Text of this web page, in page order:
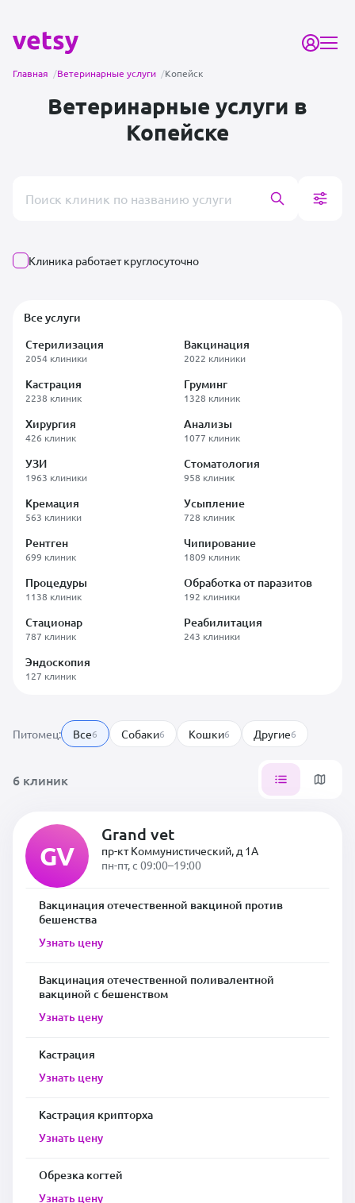
Главная /Ветеринарные услуги /Копейск
Ветеринарные услуги в
Копейске
Клиника работает круглосуточно
Все услуги
Стерилизация
2054 клиники
Вакцинация
2022 клиники
Кастрация
2238 клиник
Груминг
1328 клиник
Хирургия
426 клиник
Анализы
1077 клиник
УЗИ
1963 клиники
Стоматология
958 клиник
Кремация
563 клиники
Усыпление
728 клиник
Рентген
699 клиник
Чипирование
1809 клиник
Процедуры
1138 клиник
Обработка от паразитов
192 клиники
Стационар
787 клиник
Реабилитация
243 клиники
Эндоскопия
127 клиник
Питомец: Все6 Собаки6 Кошки6 Другие6
6 клиник
GV
Grand vet
пр-кт Коммунистический, д 1А
пн-пт, с 09:00–19:00
Вакцинация отечественной вакциной против
бешенства
Узнать цену
Вакцинация отечественной поливалентной
вакциной с бешенством
Узнать цену
Кастрация
Узнать цену
Кастрация крипторха
Узнать цену
Обрезка когтей
Узнать цену